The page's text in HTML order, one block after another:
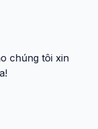
chúng tôi xin